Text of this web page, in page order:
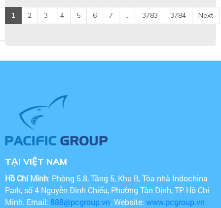
1 2 3 4 5 6 7 ... 3783 3784 Next
TẠI VIỆT NAM
Hồ Chí Minh: Phòng 5.8, Tầng 5, Khu B, Tòa nhà Indochina
Park, số 4 Nguyễn Đình Chiểu, Phường Tân Định, TP Hồ Chí
Minh. Email: 888@pcgroup.vn. Website: www.pcgroup.vn